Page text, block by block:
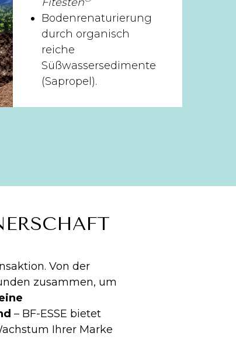
Bodenrenaturierung
durch organisch
reiche
Süßwassersedimente
(Sapropel).
Von der
zusammen, um
– BF-ESSE bietet
Ihrer Marke